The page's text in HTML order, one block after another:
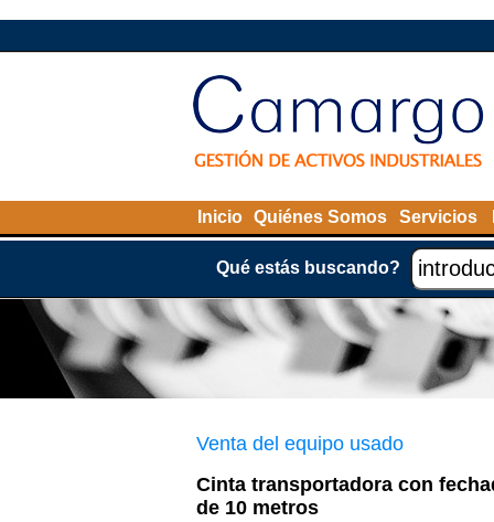
Inicio Quiénes Somos Servicios
Qué estás buscando?
Venta del equipo usado
Cinta transportadora con
de 10 metros